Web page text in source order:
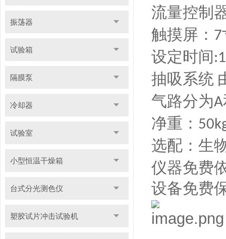
振荡器
试验箱
隔膜泵
冷却器
试验室
小型恒温干燥箱
台式分光测色仪
塑胶试片冲击试验机
流量控制
触摸屏： 7
设定时间
抽吸系统
气路分为A
净重： 5
选配：生
仪器免费
设备免费